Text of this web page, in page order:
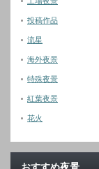
投稿作品
流星
海外夜景
特殊夜景
紅葉夜景
花火